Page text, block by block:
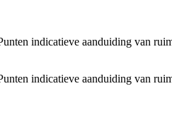
indicatieve aanduiding van
indicatieve aanduiding van